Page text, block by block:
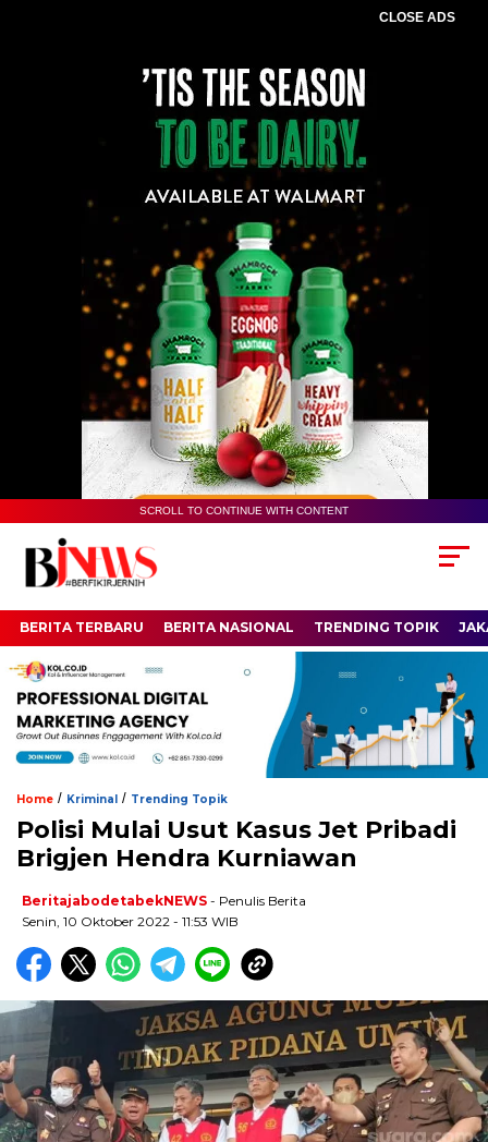
CLOSE ADS
SCROLL TO CONTINUE WITH CONTENT
BERITA TERBARU BERITA NASIONAL TRENDING TOPIK
Home / Kriminal / Trending Topik
Polisi Mulai Usut Kasus Jet Pribadi
Brigjen Hendra Kurniawan
BeritajabodetabekNEWS - Penulis Berita
Senin, 10 Oktober 2022 - 11:53 WIB